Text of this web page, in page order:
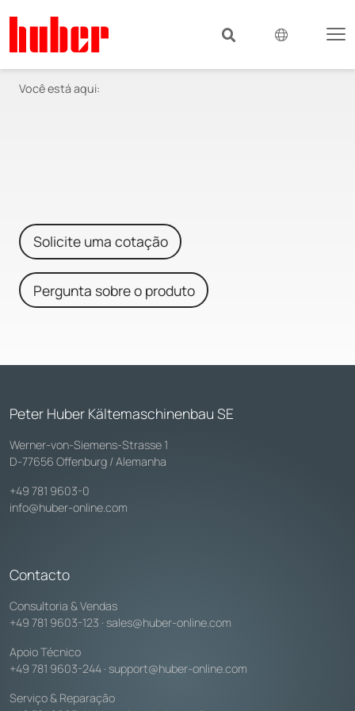
Você está aqui:
Solicite uma cotação
Pergunta sobre o produto
Peter Huber Kältemaschinenbau SE
Werner-von-Siemens-Strasse 1
D-77656 Offenburg / Alemanha
+49 781 9603-0
info@huber-online.com
Contacto
Consultoria & Vendas
+49 781 9603-123 · sales@huber-online.com
Apoio Técnico
+49 781 9603-244 · support@huber-online.com
Serviço & Reparação